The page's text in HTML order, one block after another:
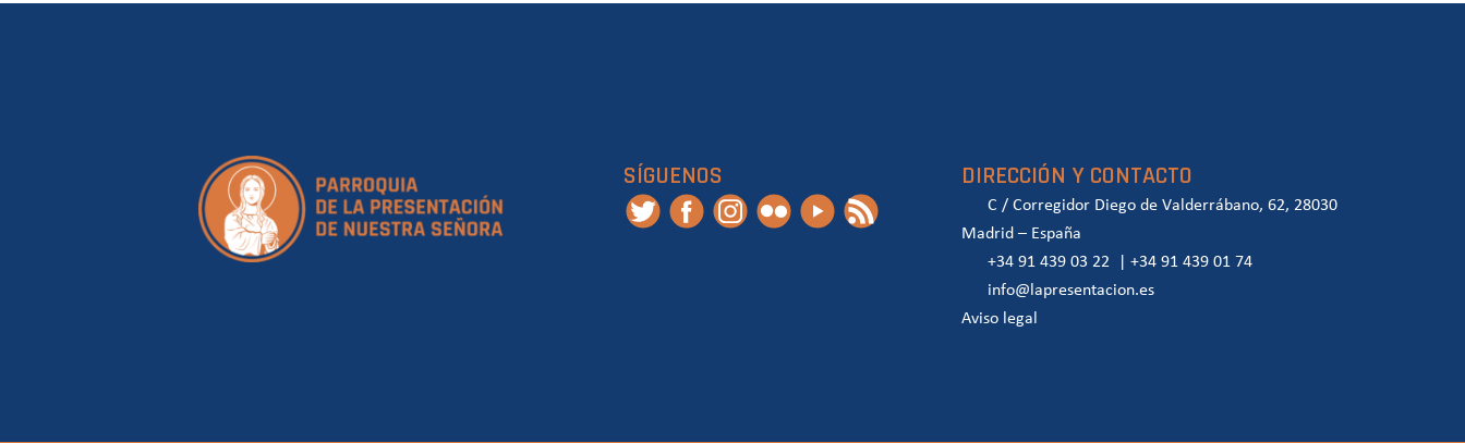
SÍGUENOS DIRECCIÓN Y CONTACTO
C / Corregidor Diego de Valderrábano, 62, 28030
Madrid – España
+34 91 439 03 22
+34 91 439 01 74
info@lapresentacion.es
Aviso legal